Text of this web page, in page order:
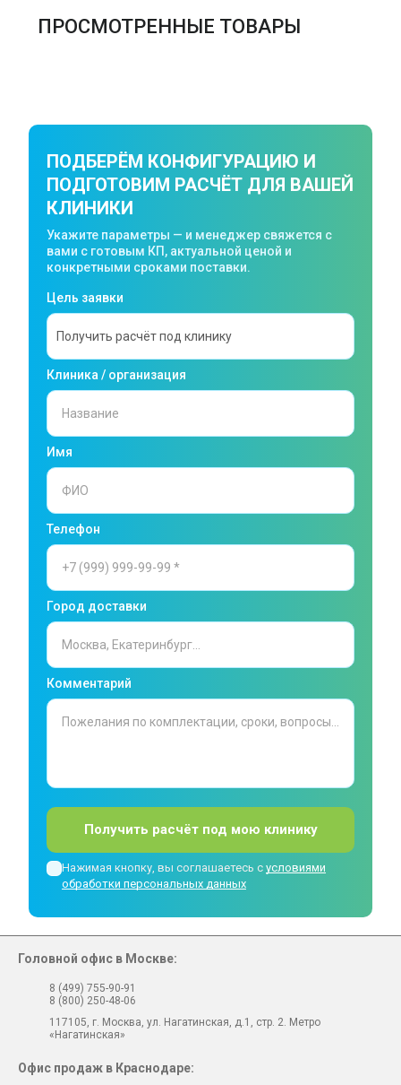
ПРОСМОТРЕННЫЕ ТОВАРЫ
ПОДБЕРЁМ КОНФИГУРАЦИЮ И
ПОДГОТОВИМ РАСЧЁТ ДЛЯ ВАШЕЙ
КЛИНИКИ
Укажите параметры — и менеджер свяжется с
вами с готовым КП, актуальной ценой и
конкретными сроками поставки.
Цель заявки
Клиника / организация
Имя
Телефон
Город доставки
Комментарий
Получить расчёт под мою клинику
Нажимая кнопку, вы соглашаетесь с условиями
обработки персональных данных
Головной офис в Москве:
8 (499) 755-90-91
8 (800) 250-48-06
117105, г. Москва, ул. Нагатинская, д.1, стр. 2. Метро
«Нагатинская»
Офис продаж в Краснодаре: